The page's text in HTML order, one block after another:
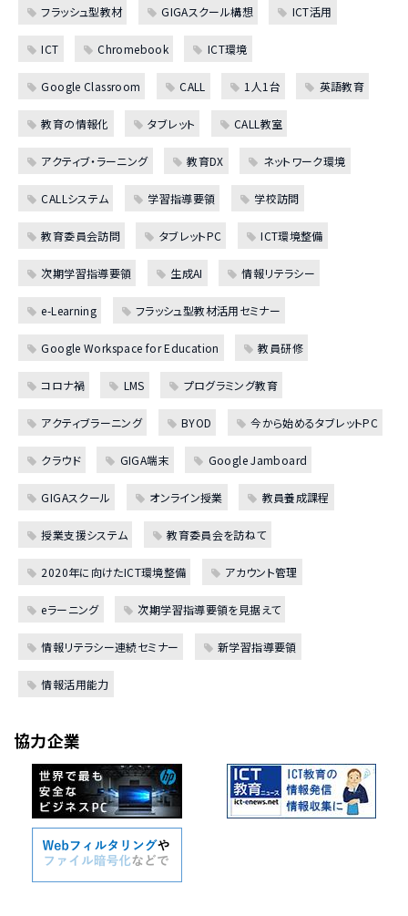
フラッシュ型教材 GIGAスクール構想 ICT活用
ICT Chromebook ICT環境
Google Classroom CALL 1人1台 英語教育
教育の情報化 タブレット CALL教室
アクティブ・ラーニング 教育DX ネットワーク環境
CALLシステム 学習指導要領 学校訪問
教育委員会訪問 タブレットPC ICT環境整備
次期学習指導要領 生成AI 情報リテラシー
e-Learning フラッシュ型教材活用セミナー
Google Workspace for Education 教員研修
コロナ禍 LMS プログラミング教育
アクティブラーニング BYOD 今から始めるタブレットPC
クラウド GIGA端末 Google Jamboard
GIGAスクール オンライン授業 教員養成課程
授業支援システム 教育委員会を訪ねて
2020年に向けたICT環境整備 アカウント管理
eラーニング 次期学習指導要領を見据えて
情報リテラシー連続セミナー 新学習指導要領
情報活用能力
協力企業